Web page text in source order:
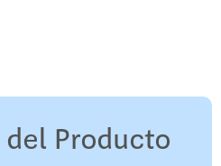
Producto